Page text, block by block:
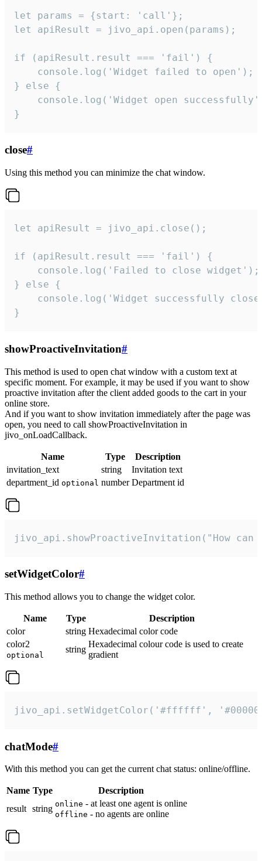
let params = {start: 'call'};
let apiResult = jivo_api.open(params);
if (apiResult.result === 'fail') {
    console.log('Widget failed to open');
} else {
console.log('Widget open
}
close#
Using this method you can minimize the chat window.
let apiResult = jivo_api.close();
if (apiResult.result === 'fail') {
    console.log('Failed to close widget');
} else {
console.log('Widget successfully
}
showProactiveInvitation#
This method is used to open chat window with a custom text at
specific moment. For example, it may be used if you want to show
proactive invitation after the client added goods to the cart in your
online store.
And if you want to show invitation immediately after the page was
open, you need to call showProactiveInvitation in
jivo_onLoadCallback.
Name Type
Description
invitation_text
string
Invitation text
department_id optional number Department id
jivo_api.showProactiveInvitation("How
setWidgetColor#
This method allows you to change the widget color.
Name Type
Description
color
string Hexadecimal color code
color2
optional
string
Hexadecimal colour code is used to create
gradient
jivo_api.setWidgetColor('#ffffff',
chatMode#
With this method you can get the current chat status: online/offline.
Name Type
Description
result string online - at least one agent is online
offline - no agents are online